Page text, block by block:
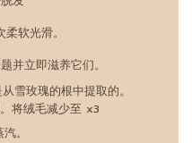
软光滑。
并立即滋养它们。
雪玫瑰的根中提取的。
将绒毛减少至 x3
。